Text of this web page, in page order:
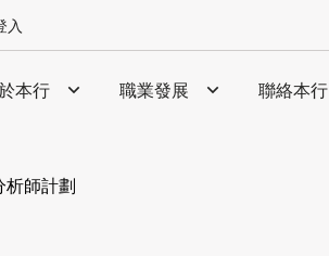
入
本行 職業發展 聯絡本行
析師計劃